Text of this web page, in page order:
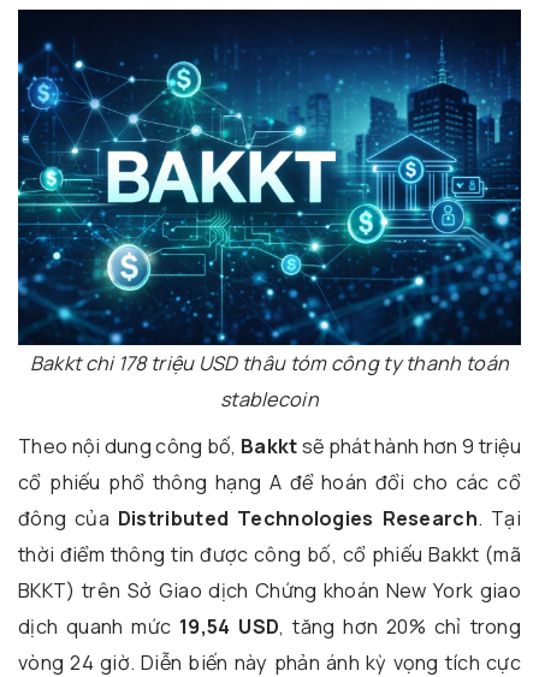
Bakkt chi 178 triệu USD thâu tóm công ty thanh toán
stablecoin
Theo nội dung công bố, Bakktsẽ phát hành hơn 9 triệu
cổ phiếu phổ thông hạng A để hoán đổi cho các cổ
đông của Distributed Technologies Research. Tại
thời điểm thông tin được công bố, cổ phiếu Bakkt (mã
BKKT) trên Sở Giao dịch Chứng khoán New York giao
dịch quanh mức 19,54 USD, tăng hơn 20% chỉ trong
vòng 24 giờ. Diễn biến này phản ánh kỳ vọng tích cực